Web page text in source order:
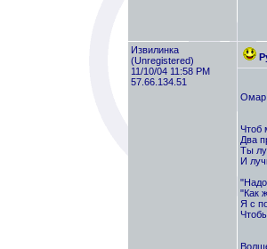
Извилинка
(Unregistered)
11/10/04 11:58 PM
57.66.134.51
Омар
Чтоб
Два
Ты
И
"Как
Я с